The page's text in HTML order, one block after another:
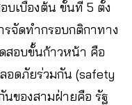
บเบื้องต้น ขั้นที่ 5 ตั้ง
จัดทำกรอบกติกาทาง
สอบขั้นก้าวหน้า คือ
อดภัยร่วมกัน (safety
นของสามฝ่ายคือ รัฐ